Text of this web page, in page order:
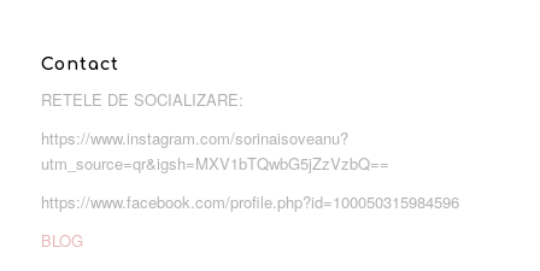
Contact
RETELE DE SOCIALIZARE:
https://www.instagram.com/sorinaisoveanu?
utm_source=qr&igsh=MXV1bTQwbG5jZzVzbQ==
https://www.facebook.com/profile.php?id=100050315984596
BLOG